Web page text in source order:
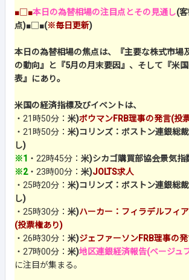
■□■本日の為替相場の注目点とその見通し(
点)■□■(※毎日更新)
本日の為替相場の焦点は、『主要な株式市場
の動向』と『5月の月末要因』、そして『米
表』にあり。
米国の経済指標及びイベントは、
・21時50分： 米)ボウマンFRB理事の発言(投
・21時50分： 米)コリンズ：ボストン連銀総
し)
※1 ・22時45分： 米)シカゴ購買部協会景気指
※2・23時00分： 米)JOLTS求人
・25時20分： 米)コリンズ：ボストン連銀総
し)
・25時30分： 米)ハーカー：フィラデルフィ
(投票権あり)
・26時30分： 米)ジェファーソンFRB理事の
・27時00分： 米)地区連銀経済報告(ベージュ
に注目が集まる。